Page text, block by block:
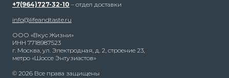
+7(964)727-32-10 – отдел доставки
info@lifeandtaste.ru
ООО «Вкус Жизни»
ИНН 7718987523
г. Москва, ул. Электродная, д. 2, строение 23,
метро «Шоссе Энтузиастов»
© 2026 Все права защищены